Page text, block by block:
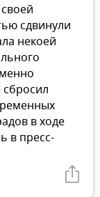
сдвинули
некоей
в ходе
в пресс-